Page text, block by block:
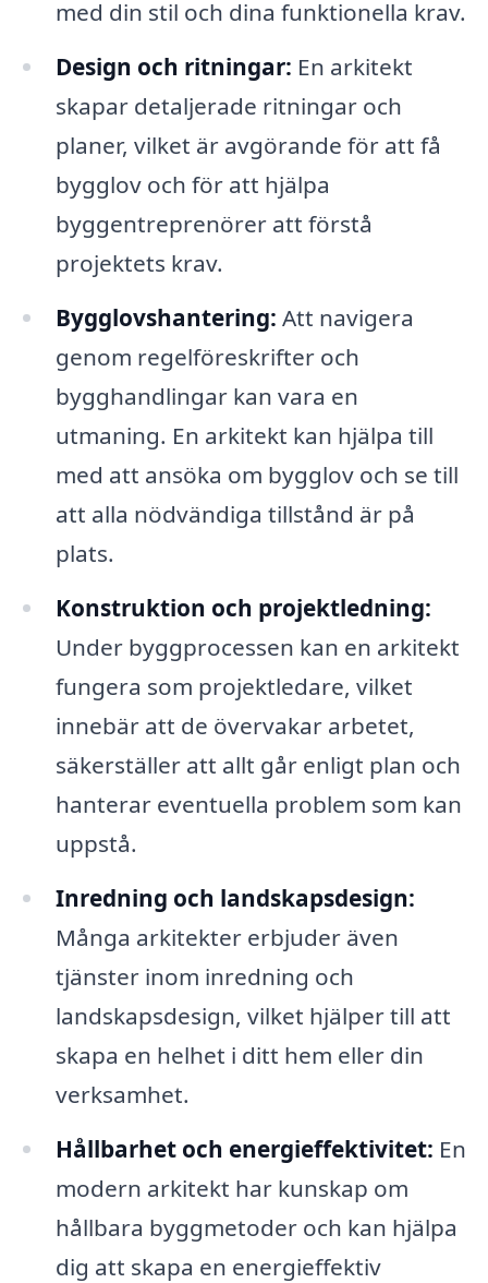
med din stil och dina funktionella krav.
Design och ritningar: En arkitekt
skapar detaljerade ritningar och
planer, vilket är avgörande för att få
bygglov och för att hjälpa
byggentreprenörer att förstå
projektets krav.
Bygglovshantering: Att navigera
genom regelföreskrifter och
bygghandlingar kan vara en
utmaning. En arkitekt kan hjälpa till
med att ansöka om bygglov och se till
att alla nödvändiga tillstånd är på
plats.
Konstruktion och projektledning:
Under byggprocessen kan en arkitekt
fungera som projektledare, vilket
innebär att de övervakar arbetet,
säkerställer att allt går enligt plan och
hanterar eventuella problem som kan
uppstå.
Inredning och landskapsdesign:
Många arkitekter erbjuder även
tjänster inom inredning och
landskapsdesign, vilket hjälper till att
skapa en helhet i ditt hem eller din
verksamhet.
Hållbarhet och energieffektivitet: En
modern arkitekt har kunskap om
hållbara byggmetoder och kan hjälpa
dig att skapa en energieffektiv